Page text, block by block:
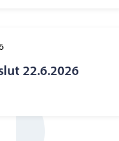
22.6.2026